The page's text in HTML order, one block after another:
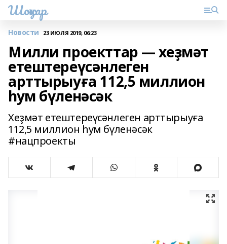
Шоңҡар
Новости 23 ИЮЛЯ 2019, 06:23
Милли проекттар — хеҙмәт
етештереүсәнлеген
арттырыуға 112,5 миллион
һум бүленәсәк
Хеҙмәт етештереүсәнлеген арттырыуға
112,5 миллион һум бүленәсәк
#нацпроекты